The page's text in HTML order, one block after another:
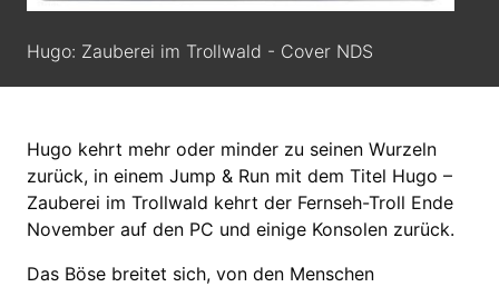
Hugo: Zauberei im Trollwald - Cover NDS
Hugo kehrt mehr oder minder zu seinen Wurzeln
zurück, in einem Jump & Run mit dem Titel Hugo –
Zauberei im Trollwald kehrt der Fernseh-Troll Ende
November auf den PC und einige Konsolen zurück.
Das Böse breitet sich, von den Menschen